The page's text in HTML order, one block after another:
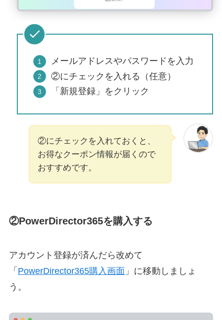
メールアドレスやパスワードを入力
②にチェックを入れる（任意）
「新規登録」をクリック
②にチェックを入れておくと、
お得なクーポン情報が届くので
おすすめです。
②PowerDirector365を購入する
アカウント登録が済んだら改めて
「 PowerDirector365購入画面 」に移動しましょ
う。